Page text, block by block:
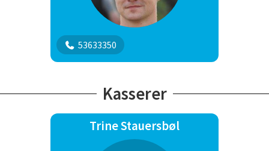
53633350
Kasserer
Trine Stauersbøl